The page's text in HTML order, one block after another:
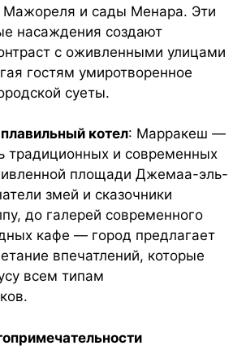
Мажореля и сады Менара. Эти
насаждения создают
с оживленными улицами
гостям умиротворенное
суеты.
котел: Марракеш —
традиционных и современных
площади Джемаа-эль-
змей и сказочники
до галерей современного
кафе — город предлагает
впечатлений, которые
всем типам